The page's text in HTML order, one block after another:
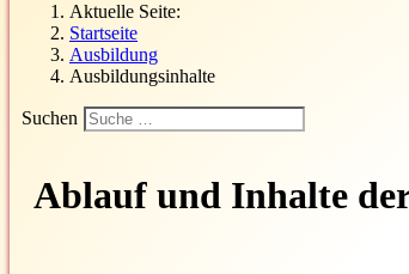
Aktuelle Seite:
Startseite
Ausbildung
Ausbildungsinhalte
Suchen
Ablauf und Inhalte